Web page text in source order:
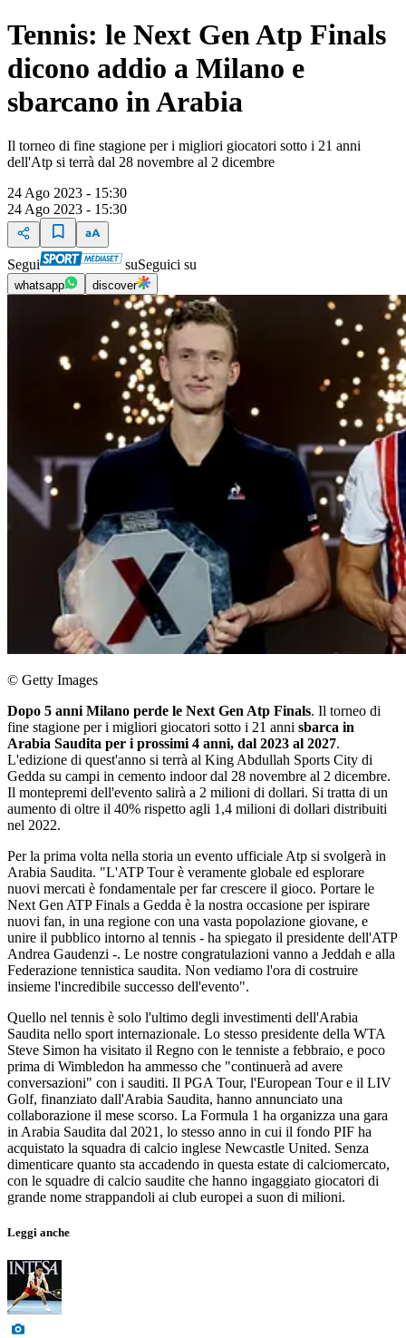
Tennis: le Next Gen Atp Finals
dicono addio a Milano e
sbarcano in Arabia
Il torneo di fine stagione per i migliori giocatori sotto i 21 anni
dell'Atp si terrà dal 28 novembre al 2 dicembre
24 Ago 2023 - 15:30
24 Ago 2023 - 15:30
Segui suSeguici su
whatsapp discover
© Getty Images
Dopo 5 anni Milano perde le Next Gen Atp Finals. Il torneo di
fine stagione per i migliori giocatori sotto i 21 anni sbarca in
Arabia Saudita per i prossimi 4 anni, dal 2023 al 2027.
L'edizione di quest'anno si terrà al King Abdullah Sports City di
Gedda su campi in cemento indoor dal 28 novembre al 2 dicembre.
Il montepremi dell'evento salirà a 2 milioni di dollari. Si tratta di un
aumento di oltre il 40% rispetto agli 1,4 milioni di dollari distribuiti
nel 2022.
Per la prima volta nella storia un evento ufficiale Atp si svolgerà in
Arabia Saudita. "L'ATP Tour è veramente globale ed esplorare
nuovi mercati è fondamentale per far crescere il gioco. Portare le
Next Gen ATP Finals a Gedda è la nostra occasione per ispirare
nuovi fan, in una regione con una vasta popolazione giovane, e
unire il pubblico intorno al tennis - ha spiegato il presidente dell'ATP
Andrea Gaudenzi -. Le nostre congratulazioni vanno a Jeddah e alla
Federazione tennistica saudita. Non vediamo l'ora di costruire
insieme l'incredibile successo dell'evento".
Quello nel tennis è solo l'ultimo degli investimenti dell'Arabia
Saudita nello sport internazionale. Lo stesso presidente della WTA
Steve Simon ha visitato il Regno con le tenniste a febbraio, e poco
prima di Wimbledon ha ammesso che "continuerà ad avere
conversazioni" con i sauditi. Il PGA Tour, l'European Tour e il LIV
Golf, finanziato dall'Arabia Saudita, hanno annunciato una
collaborazione il mese scorso. La Formula 1 ha organizza una gara
in Arabia Saudita dal 2021, lo stesso anno in cui il fondo PIF ha
acquistato la squadra di calcio inglese Newcastle United. Senza
dimenticare quanto sta accadendo in questa estate di calciomercato,
con le squadre di calcio saudite che hanno ingaggiato giocatori di
grande nome strappandoli ai club europei a suon di milioni.
Leggi anche